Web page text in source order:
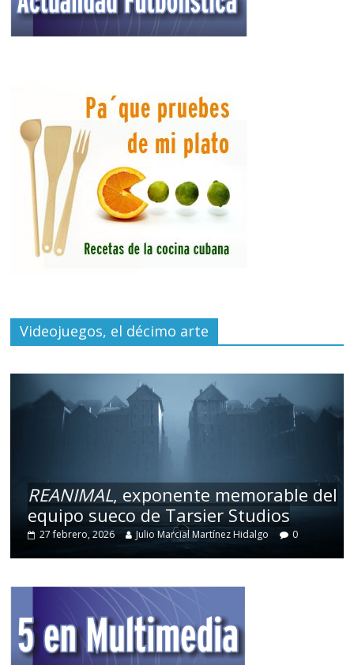
Videojuegos, el décimo arte
REANIMAL, exponente memorable del
equipo sueco de Tarsier Studios
27 febrero, 2026 Julio Marcial Martínez Hidalgo 0